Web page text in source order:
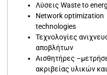
Λύσεις Waste to
Network optimization
technologies
Τεχνολογίες
αποβλήτων
Αισθητήρες
ακριβείας υλικών και